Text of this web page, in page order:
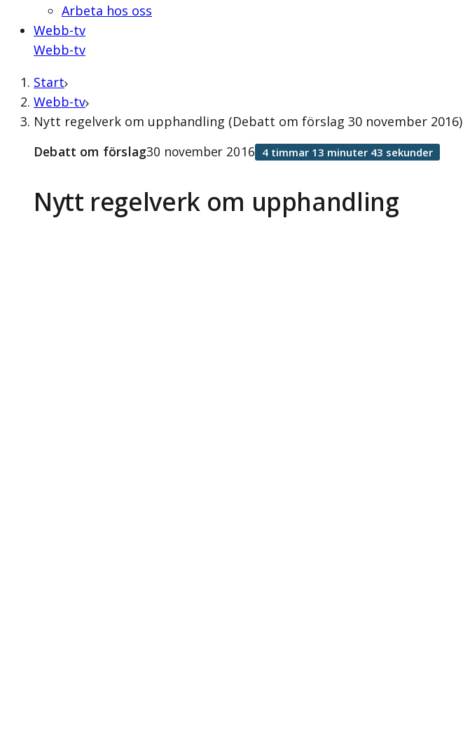
Arbeta hos oss
Webb-tv
Webb-tv
Start
Webb-tv
Nytt regelverk om upphandling (Debatt om förslag 30 november 2016)
Nytt regelverk om upphandling
Debatt om förslag30 november 2016 4 timmar 13 minuter 43 sekunder